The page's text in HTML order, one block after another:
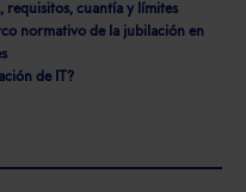
cuantía y límites
normativo de la jubilación en
de IT?